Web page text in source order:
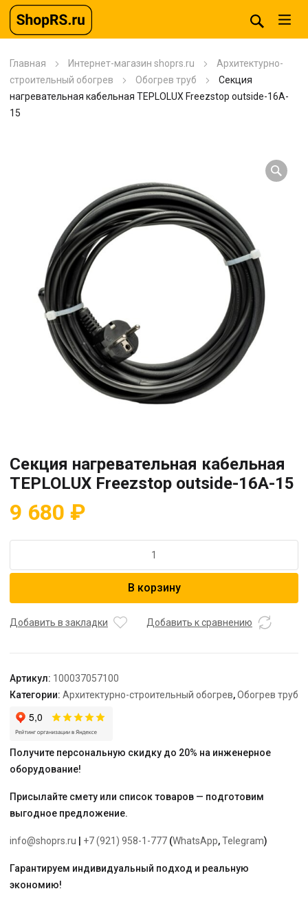
Главная Интернет-магазин shoprs.ru
Архитектурно-
строительный обогрев
Обогрев труб
Секция
нагревательная кабельная TEPLOLUX Freezstop outside-16A-
15
Секция нагревательная кабельная
TEPLOLUX Freezstop outside-16A-15
9 680 ₽
Секция
TEPLOLUX
15
В корзину
Добавить в закладки Добавить к сравнению
Артикул: 100037057100
Категории: Архитектурно-строительный обогрев,Обогрев труб
Получите персональную скидку до 20% на инженерное
оборудование!
Присылайте смету или список товаров — подготовим
выгодное предложение.
info@shoprs.ru +7 (921) 958-1-777 (WhatsApp,Telegram)
Гарантируем индивидуальный подход и реальную
экономию!